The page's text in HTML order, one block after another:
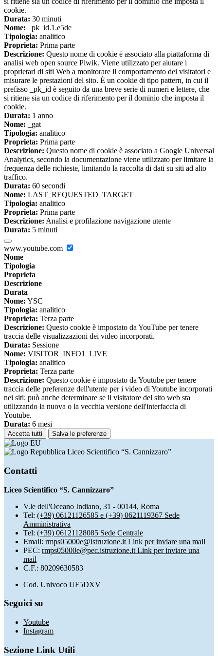
cookie.
Durata: 30 minuti
Nome: _pk_id.1.e5de
Tipologia: analitico
Proprieta: Prima parte
Descrizione: Questo nome di cookie è associato alla piattaforma di
analisi web open source Piwik. Viene utilizzato per aiutare i
proprietari di siti Web a monitorare il comportamento dei visitatori e
misurare le prestazioni del sito. È un cookie di tipo pattern, in cui il
prefisso _pk_id è seguito da una breve serie di numeri e lettere, che
si ritiene sia un codice di riferimento per il dominio che imposta il
cookie.
Durata: 1 anno
Nome: _gat
Tipologia: analitico
Proprieta: Prima parte
Descrizione: Questo nome di cookie è associato a Google Universal
Analytics, secondo la documentazione viene utilizzato per limitare la
frequenza delle richieste, limitando la raccolta di dati su siti ad alto
traffico.
Durata: 60 secondi
Nome: LAST_REQUESTED_TARGET
Tipologia: analitico
Proprieta: Prima parte
Descrizione: Analisi e profilazione navigazione utente
Durata: 5 minuti
www.youtube.com
Nome
Tipologia
Proprieta
Descrizione
Durata
Nome: YSC
Tipologia: analitico
Proprieta: Terza parte
Descrizione: Questo cookie è impostato da YouTube per tenere
traccia delle visualizzazioni dei video incorporati.
Durata: Sessione
Nome: VISITOR_INFO1_LIVE
Tipologia: analitico
Proprieta: Terza parte
Descrizione: Questo cookie è impostato da Youtube per tenere
traccia delle preferenze dell'utente per i video di Youtube incorporati
nei siti; può anche determinare se il visitatore del sito web sta
utilizzando la nuova o la vecchia versione dell'interfaccia di
Youtube.
Durata: 6 mesi
Accetta tutti Salva le preferenze
Liceo Scientifico “S. Cannizzaro”
Contatti
Liceo Scientifico “S. Cannizzaro”
V.le dell'Oceano Indiano, 31 - 00144, Roma
Tel: (+39) 06121126585 e (+39) 0621119367 Sede
Amministrativa
Tel: (+39) 06121128085 Sede Centrale
Email: rmps05000e@istruzione.it Link per inviare una mail
PEC: rmps05000e@pec.istruzione.it Link per inviare una
mail
C.F.: 80209630583
Cod. Univoco UF5DXV
Seguici su
Youtube
Instagram
Sezione Link Utili